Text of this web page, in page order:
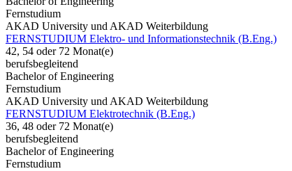
Fernstudium
AKAD University und AKAD Weiterbildung
FERNSTUDIUM Elektro- und Informationstechnik (B.Eng.)
42, 54 oder 72 Monat(e)
berufsbegleitend
Bachelor of Engineering
Fernstudium
AKAD University und AKAD Weiterbildung
FERNSTUDIUM Elektrotechnik (B.Eng.)
36, 48 oder 72 Monat(e)
berufsbegleitend
Bachelor of Engineering
Fernstudium